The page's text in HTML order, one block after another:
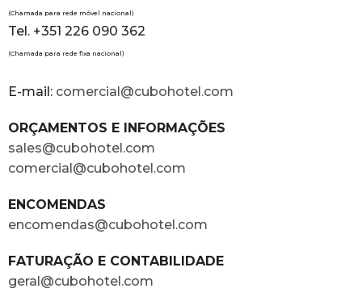
(Chamada para rede móvel nacional)
Tel. +351 226 090 362
(Chamada para rede fixa nacional)
E-mail: comercial@cubohotel.com
ORÇAMENTOS E INFORMAÇÕES
sales@cubohotel.com
comercial@cubohotel.com
ENCOMENDAS
encomendas@cubohotel.com
FATURAÇÃO E CONTABILIDADE
geral@cubohotel.com